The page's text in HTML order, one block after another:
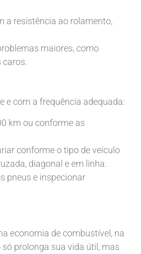
a resistência ao rolamento,
maiores, como
caros.
e com a frequência adequada:
km ou conforme as
conforme o tipo de veículo
diagonal e em linha.
pneus e inspecionar
economia de combustível, na
prolonga sua vida útil, mas